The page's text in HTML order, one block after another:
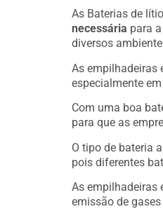
As Baterias de
necessária para
diversos
As empilhadeiras
especialmente
Com uma boa
para que as
O tipo de bateria
pois diferentes
As empilhadeiras
emissão de